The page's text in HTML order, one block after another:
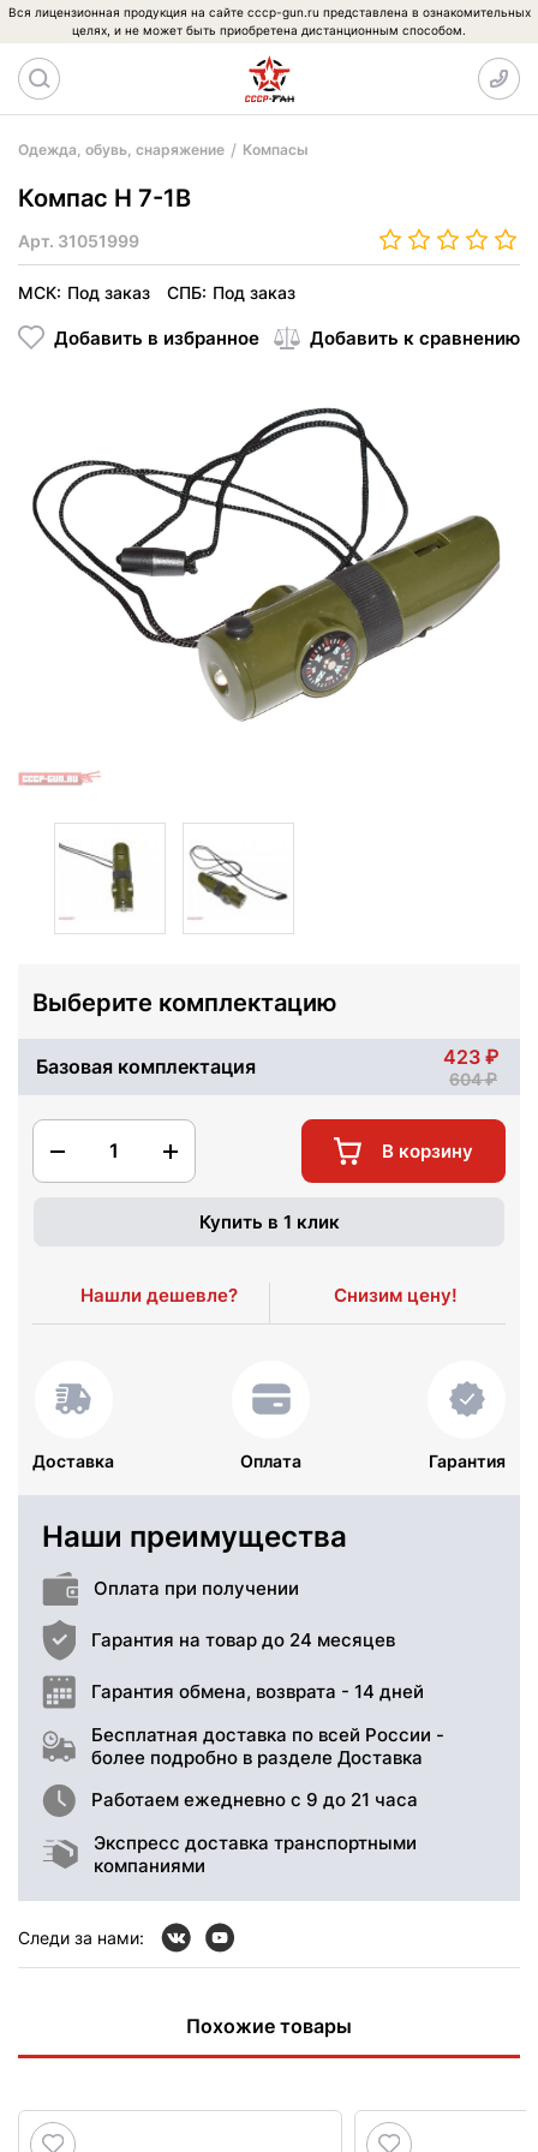
Вся лицензионная продукция на сайте cccp-gun.ru представлена в ознакомительных
целях, и не может быть приобретена дистанционным способом.
Одежда, обувь, снаряжение Компасы
Компас Н 7-1B
Арт. 31051999
МСК: Под заказ СПБ: Под заказ
Добавить в избранное Добавить к сравнению
Выберите комплектацию
Базовая комплектация 423
604
1 В корзину
Купить в 1 клик
Нашли дешевле? Снизим цену!
Доставка Оплата Гарантия
Наши преимущества
Оплата при получении
Гарантия на товар до 24 месяцев
Гарантия обмена, возврата - 14 дней
Бесплатная доставка по всей России -
более подробно в разделе Доставка
Работаем ежедневно с 9 до 21 часа
Экспресс доставка транспортными
компаниями
Следи за нами:
Похожие товары